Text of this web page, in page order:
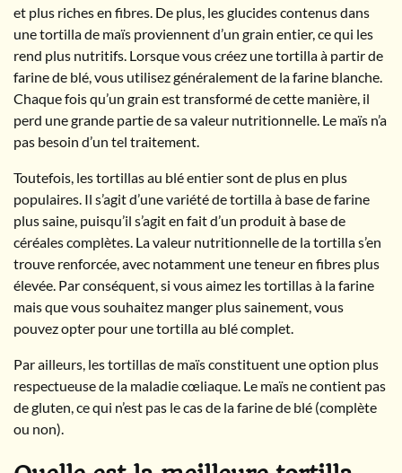
et plus riches en fibres. De plus, les glucides contenus dans
une tortilla de maïs proviennent d’un grain entier, ce qui les
rend plus nutritifs. Lorsque vous créez une tortilla à partir de
farine de blé, vous utilisez généralement de la farine blanche.
Chaque fois qu’un grain est transformé de cette manière, il
perd une grande partie de sa valeur nutritionnelle. Le maïs n’a
pas besoin d’un tel traitement.
Toutefois, les tortillas au blé entier sont de plus en plus
populaires. Il s’agit d’une variété de tortilla à base de farine
plus saine, puisqu’il s’agit en fait d’un produit à base de
céréales complètes. La valeur nutritionnelle de la tortilla s’en
trouve renforcée, avec notamment une teneur en fibres plus
élevée. Par conséquent, si vous aimez les tortillas à la farine
mais que vous souhaitez manger plus sainement, vous
pouvez opter pour une tortilla au blé complet.
Par ailleurs, les tortillas de maïs constituent une option plus
respectueuse de la maladie cœliaque. Le maïs ne contient pas
de gluten, ce qui n’est pas le cas de la farine de blé (complète
ou non).